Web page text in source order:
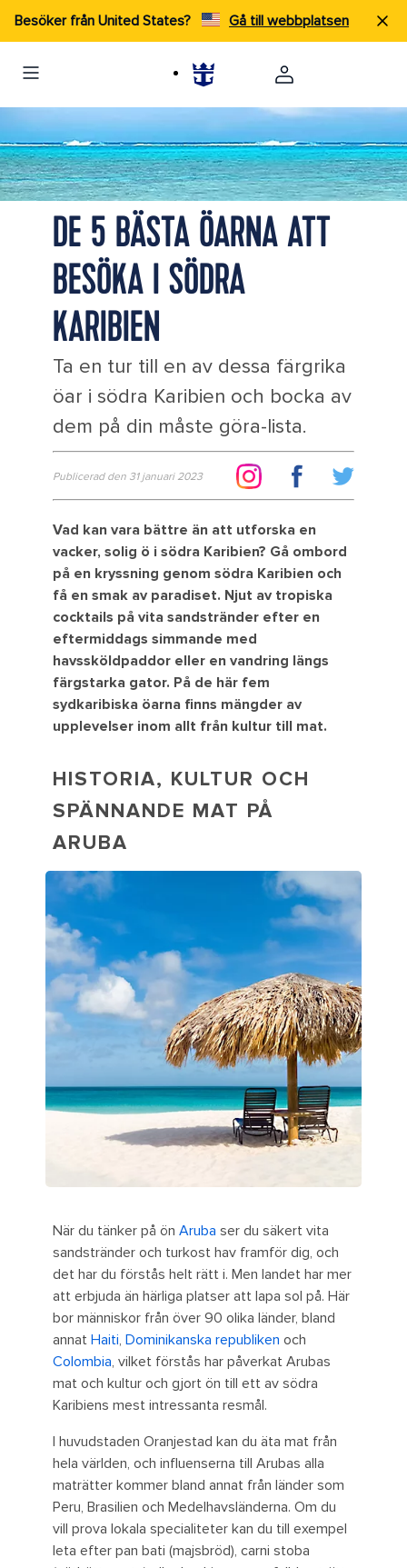
Besöker från United States? Gå till webbplatsen
Beautiful beach in Bridgetown, Barbados.
DE 5 BÄSTA ÖARNA ATT
BESÖKA I SÖDRA
KARIBIEN
Ta en tur till en av dessa färgrika
öar i södra Karibien och bocka av
dem på din måste göra-lista.
Publicerad den 31 januari 2023
Vad kan vara bättre än att utforska en
vacker, solig ö i södra Karibien? Gå ombord
på en kryssning genom södra Karibien och
få en smak av paradiset. Njut av tropiska
cocktails på vita sandstränder efter en
eftermiddags simmande med
havssköldpaddor eller en vandring längs
färgstarka gator. På de här fem
sydkaribiska öarna finns mängder av
upplevelser inom allt från kultur till mat.
HISTORIA, KULTUR OCH
SPÄNNANDE MAT PÅ
ARUBA
När du tänker på ön Aruba ser du säkert vita
sandstränder och turkost hav framför dig, och
det har du förstås helt rätt i. Men landet har mer
att erbjuda än härliga platser att lapa sol på. Här
bor människor från över 90 olika länder, bland
annat Haiti, Dominikanska republiken och
Colombia, vilket förstås har påverkat Arubas
mat och kultur och gjort ön till ett av södra
Karibiens mest intressanta resmål.
I huvudstaden Oranjestad kan du äta mat från
hela världen, och influenserna till Arubas alla
maträtter kommer bland annat från länder som
Peru, Brasilien och Medelhavsländerna. Om du
vill prova lokala specialiteter kan du till exempel
leta efter pan bati (majsbröd), carni stoba